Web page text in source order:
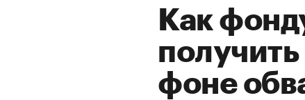
Рынок наличной валюты
Как
фоне